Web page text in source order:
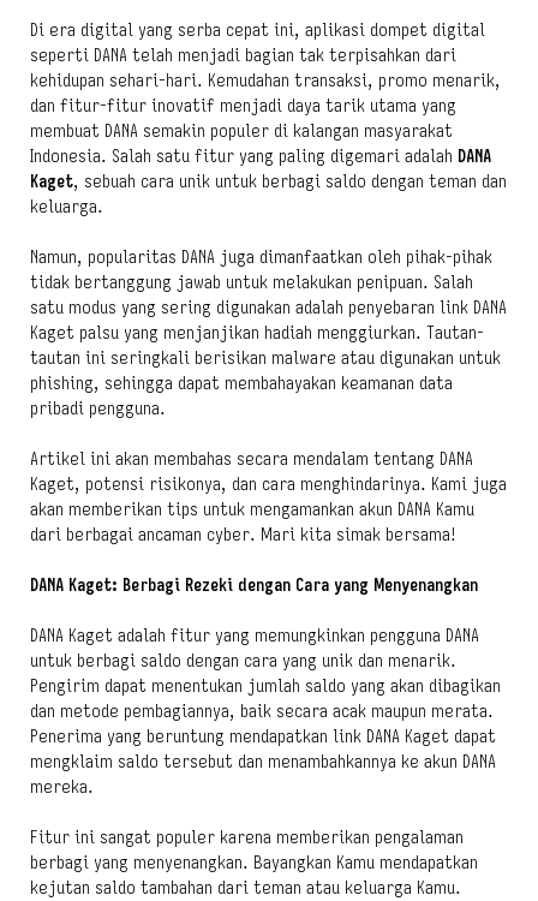
Di era digital yang serba cepat ini, aplikasi dompet digital
seperti DANA telah menjadi bagian tak terpisahkan dari
kehidupan sehari-hari. Kemudahan transaksi, promo menarik,
dan fitur-fitur inovatif menjadi daya tarik utama yang
membuat DANA semakin populer di kalangan masyarakat
Indonesia. Salah satu fitur yang paling digemari adalah DANA
Kaget, sebuah cara unik untuk berbagi saldo dengan teman dan
keluarga.
Namun, popularitas DANA juga dimanfaatkan oleh pihak-pihak
tidak bertanggung jawab untuk melakukan penipuan. Salah
satu modus yang sering digunakan adalah penyebaran link DANA
Kaget palsu yang menjanjikan hadiah menggiurkan. Tautan-
tautan ini seringkali berisikan malware atau digunakan untuk
phishing, sehingga dapat membahayakan keamanan data
pribadi pengguna.
Artikel ini akan membahas secara mendalam tentang DANA
Kaget, potensi risikonya, dan cara menghindarinya. Kami juga
akan memberikan tips untuk mengamankan akun DANA Kamu
dari berbagai ancaman cyber. Mari kita simak bersama!
DANA Kaget: Berbagi Rezeki dengan Cara yang Menyenangkan
DANA Kaget adalah fitur yang memungkinkan pengguna DANA
untuk berbagi saldo dengan cara yang unik dan menarik.
Pengirim dapat menentukan jumlah saldo yang akan dibagikan
dan metode pembagiannya, baik secara acak maupun merata.
Penerima yang beruntung mendapatkan link DANA Kaget dapat
mengklaim saldo tersebut dan menambahkannya ke akun DANA
mereka.
Fitur ini sangat populer karena memberikan pengalaman
berbagi yang menyenangkan. Bayangkan Kamu mendapatkan
kejutan saldo tambahan dari teman atau keluarga Kamu.